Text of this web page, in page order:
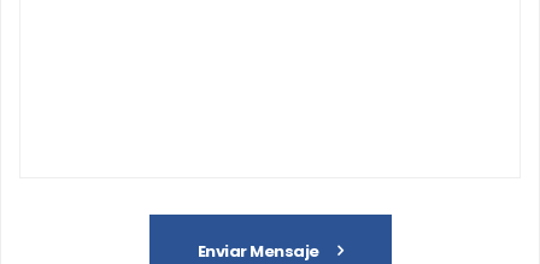
Enviar Mensaje